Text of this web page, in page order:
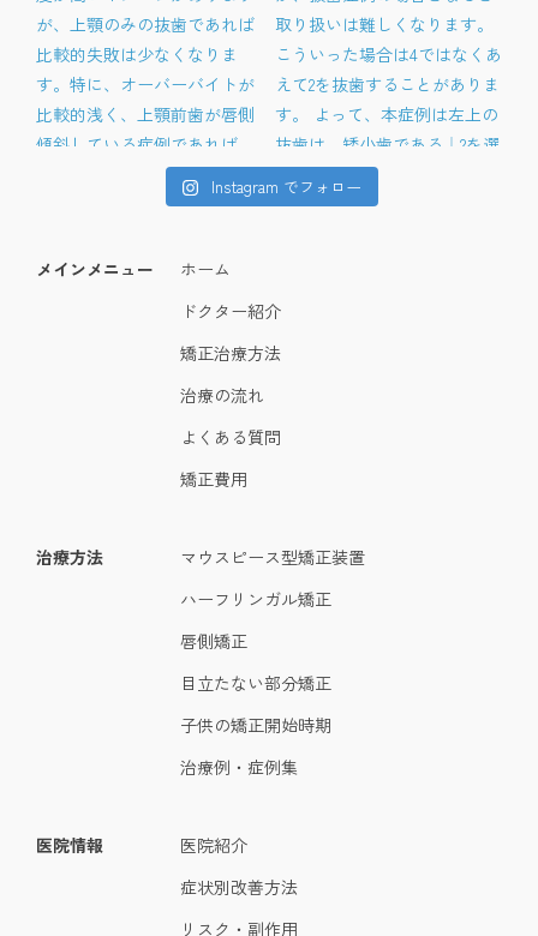
Instagram でフォロー
メインメニュー
ホーム
ドクター紹介
矯正治療方法
治療の流れ
よくある質問
矯正費用
治療方法
マウスピース型矯正装置
ハーフリンガル矯正
唇側矯正
目立たない部分矯正
子供の矯正開始時期
治療例・症例集
医院情報
医院紹介
症状別改善方法
リスク・副作用